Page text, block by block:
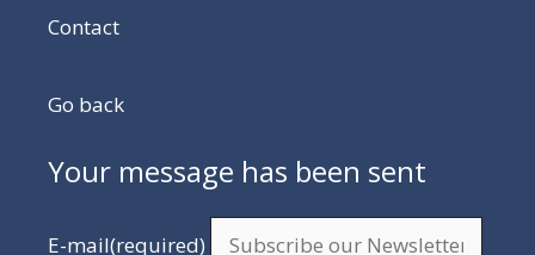
Contact
Go back
Your message has been sent
E-mail(required)